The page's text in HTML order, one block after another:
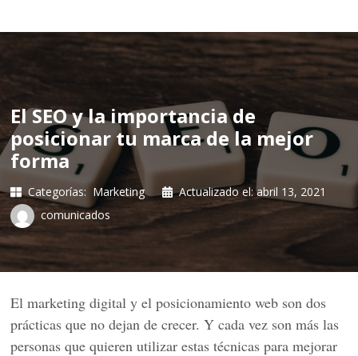
El SEO y la importancia de
posicionar tu marca de la mejor
forma
Categorías: Marketing Actualizado el:abril 13, 2021
comunicados
El marketing digital y el posicionamiento web son dos
prácticas que no dejan de crecer. Y cada vez son más las
personas que quieren utilizar estas técnicas para mejorar